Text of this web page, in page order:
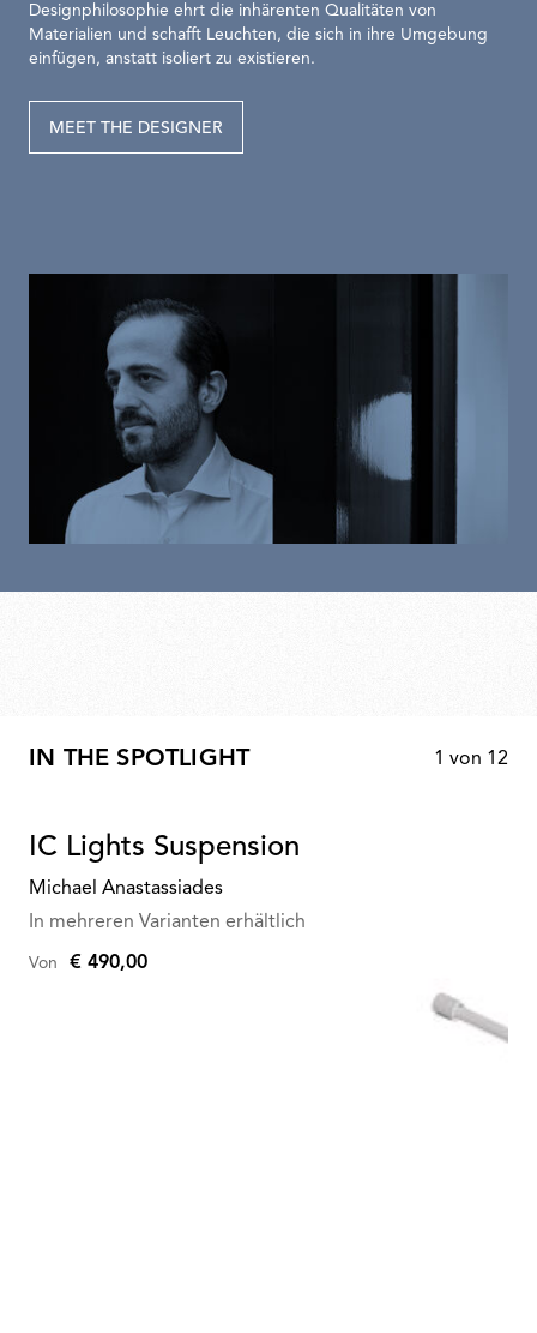
Designphilosophie ehrt die inhärenten Qualitäten von
Materialien und schafft Leuchten, die sich in ihre Umgebung
einfügen, anstatt isoliert zu existieren.
MEET THE DESIGNER
IN THE SPOTLIGHT 1 von 12
IC Lights Suspension
Michael Anastassiades
In mehreren Varianten erhältlich
Von € 490,00